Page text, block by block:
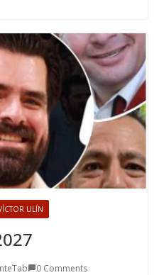
ULÍN
0 Comments